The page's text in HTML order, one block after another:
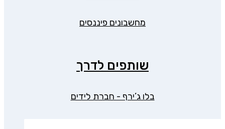
מחשבונים פיננסים
שותפים לדרך
בלו ג’ירף - חברת לידים